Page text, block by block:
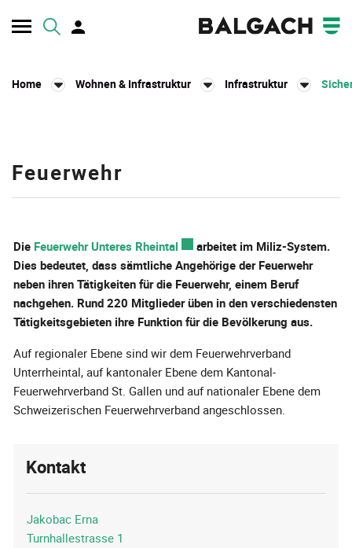
Kopfzeile
Home Wohnen & Infrastruktur Infrastruktur
Feuerwehr
Die Feuerwehr Unteres Rheintal Externer Link wird in einem
arbeitet im Miliz-System.
Dies bedeutet, dass sämtliche Angehörige der Feuerwehr
neben ihren Tätigkeiten für die Feuerwehr, einem Beruf
nachgehen. Rund 220 Mitglieder üben in den verschiedensten
Tätigkeitsgebieten ihre Funktion für die Bevölkerung aus.
Auf regionaler Ebene sind wir dem Feuerwehrverband
Unterrheintal, auf kantonaler Ebene dem Kantonal-
Feuerwehrverband St. Gallen und auf nationaler Ebene dem
Schweizerischen Feuerwehrverband angeschlossen.
Kontakt
Jakobac Erna
Turnhallestrasse 1